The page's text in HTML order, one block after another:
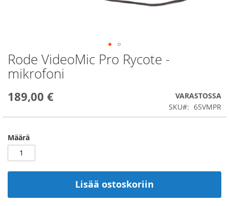
Rode VideoMic Pro Rycote -
mikrofoni
189,00 €
VARASTOSSA
SKU
65VMPR
Määrä
Lisää ostoskoriin
Skip
to
the
of